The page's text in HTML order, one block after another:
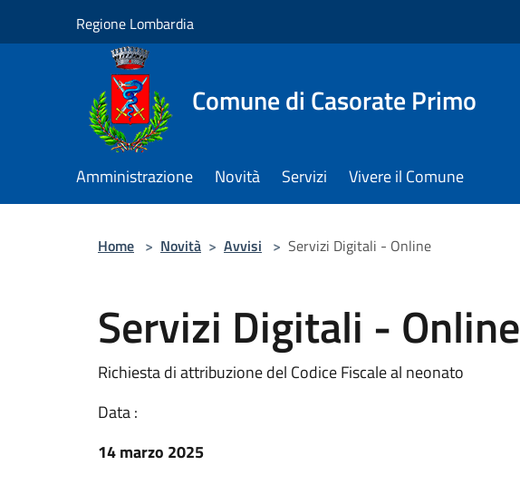
Regione Lombardia
Comune di Casorate Primo
Amministrazione Novità Servizi Vivere il Comune
Home > Novità > Avvisi > Servizi Digitali - Online
Servizi Digitali - Online
Richiesta di attribuzione del Codice Fiscale al neonato
Data :
14 marzo 2025